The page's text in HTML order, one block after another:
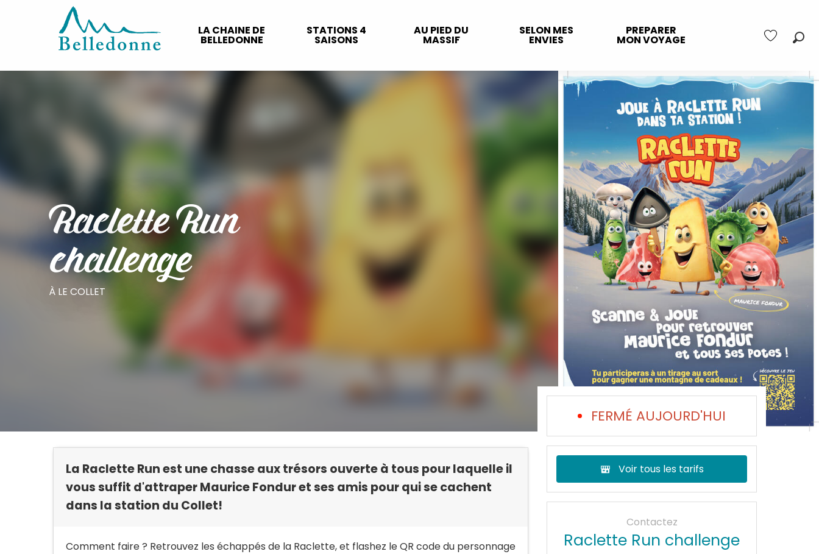
LA CHAINE DE
BELLEDONNE
STATIONS 4
SAISONS
AU PIED DU
MASSIF
SELON MES
ENVIES
PREPARER
MON VOYAGE
Raclette Run
challenge
À LE COLLET
La Raclette Run est une chasse aux trésors ouverte à tous pour laquelle il
vous suffit d'attraper Maurice Fondur et ses amis pour qui se cachent
dans la station du Collet!
Comment faire ? Retrouvez les échappés de la Raclette, et flashez le QR code du personnage
FERMÉ AUJOURD'HUI
Voir tous les tarifs
Contactez
Raclette Run challenge